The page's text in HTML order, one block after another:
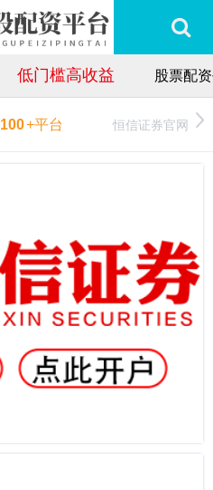
低门槛高收益 股票配
100+平台 恒信证券官网